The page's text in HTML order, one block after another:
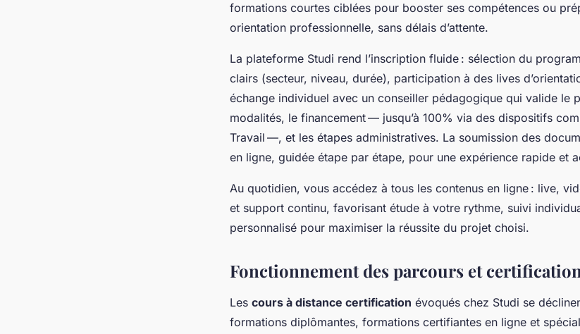
formations courtes ciblées pour booster ses compétences ou
orientation professionnelle, sans délais d’attente.
La plateforme Studi rend l’inscription fluide : sélection du
clairs (secteur, niveau, durée), participation à des lives
échange individuel avec un conseiller pédagogique qui valide le
modalités, le financement — jusqu’à 100% via des dispositifs
Travail —, et les étapes administratives. La soumission des
en ligne, guidée étape par étape, pour une expérience rapide et
Au quotidien, vous accédez à tous les contenus en ligne : live,
et support continu, favorisant étude à votre rythme, suivi
personnalisé pour maximiser la réussite du projet choisi.
Fonctionnement des parcours et
Les cours à distance certification évoqués chez Studi se
formations diplômantes, formations certifiantes en ligne et